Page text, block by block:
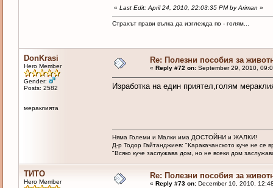
« Last Edit: April 24, 2010, 22:03:35 PM by Ariman »
Страхът прави вълка да изглежда по - голям...
DonKrasi
Hero Member
Gender:
Posts: 2582
мераклията
Re: Полезни пособия за
« Reply #72 on:September 29, 2010,
Изработка на един приятел,голям
Няма Големи и Малки има ДОСТОЙНИ и ЖАЛКИ!
Д-р Тодор Гайтанджиев: "Каракачанското куче не
"Всяко куче заслужава дом, но не всеки дом
ТИТО
Hero Member
Re: Полезни пособия за
« Reply #73 on:December 10, 2010,